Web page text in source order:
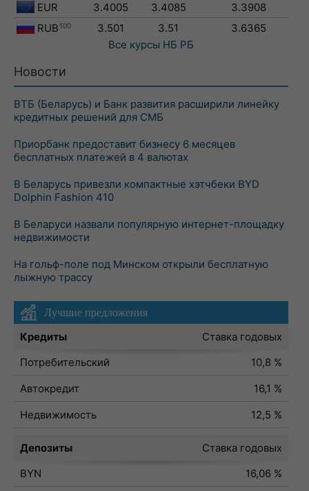
EUR
3.4005 3.4085
3.3908
RUB 100 3.501 3.51
3.6365
Все курсы НБ РБ
Новости
ВТБ (Беларусь) и Банк развития расширили линейку
кредитных решений для СМБ
Приорбанк предоставит бизнесу 6 месяцев
бесплатных платежей в 4 валютах
В Беларусь привезли компактные хэтчбеки BYD
Dolphin Fashion 410
В Беларуси назвали популярную интернет-площадку
недвижимости
На гольф-поле под Минском открыли бесплатную
лыжную трассу
Лучшие предложения
Кредиты
Ставка годовых
Потребительский
10,8 %
Автокредит
16,1 %
Недвижимость
12,5 %
Депозиты
Ставка годовых
BYN
16,06 %